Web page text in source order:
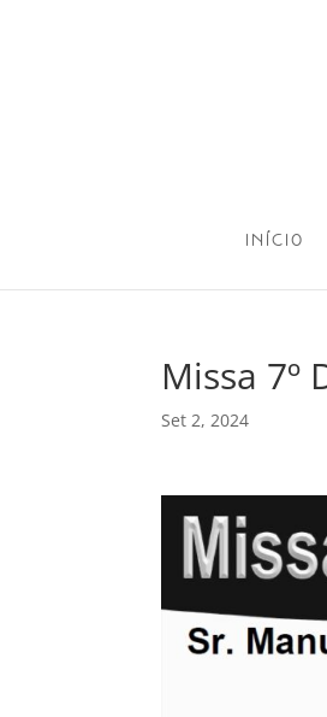
INÍCIO
Missa 7º
Set 2, 2024